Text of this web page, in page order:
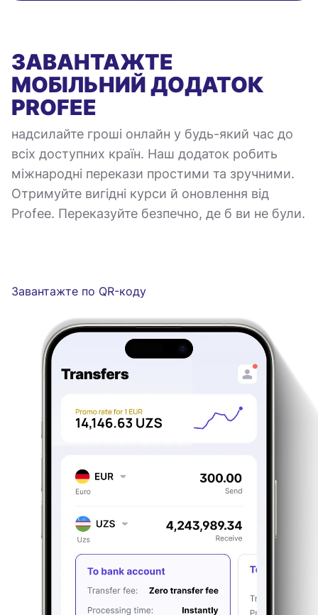
ЗАВАНТАЖТЕ
МОБІЛЬНИЙ ДОДАТОК
PROFEE
надсилайте гроші онлайн у будь-який час до
всіх доступних країн. Наш додаток робить
міжнародні перекази простими та зручними.
Отримуйте вигідні курси й оновлення від
Profee. Переказуйте безпечно, де б ви не були.
Завантажте по QR-коду